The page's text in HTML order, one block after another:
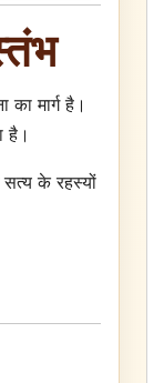
मार्ग है।
है।
के रहस्यों